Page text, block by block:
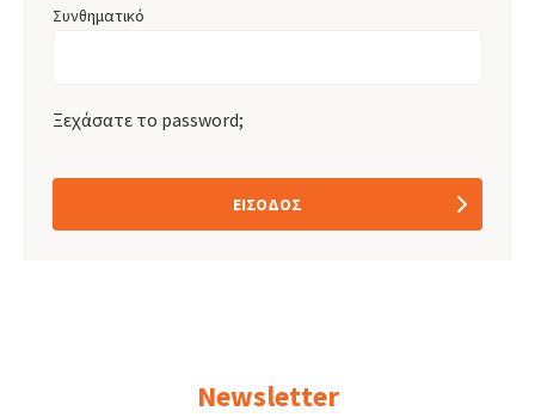
Συνθηματικό
Ξεχάσατε το password;
ΕΊΣΟΔΟΣ
Newsletter